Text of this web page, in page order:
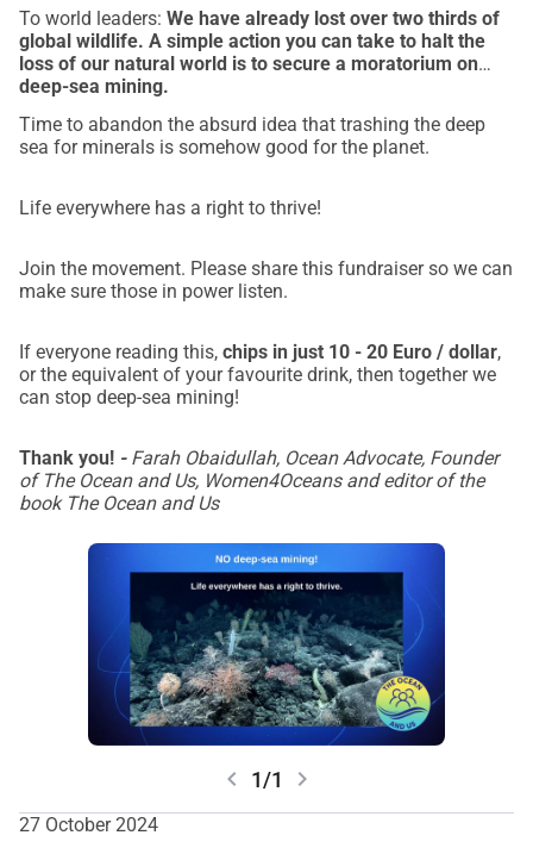
Dank u! - Farah Obaidullah, langdurige oceaanadvocaat,
oprichter van De Oceaan en Ons en Women4Oceans, en
redacteur van het boek De Oceaan en Ons
(theoceanandus.org)
To world leaders: We have already lost over two thirds of
global wildlife. A simple action you can take to halt the
loss of our natural world is to secure a moratorium on
deep-sea mining.
Time to abandon the absurd idea that trashing the deep
sea for minerals is somehow good for the planet.
Life everywhere has a right to thrive!
Join the movement. Please share this fundraiser so we can
make sure those in power listen.
If everyone reading this, chips in just 10 - 20 Euro / dollar,
or the equivalent of your favourite drink, then together we
can stop deep-sea mining!
Thank you! -Farah Obaidullah, Ocean Advocate, Founder
of The Ocean and Us, Women4Oceans and editor of the
book The Ocean and Us
chevron_left 1/1 chevron_right
27 October 2024